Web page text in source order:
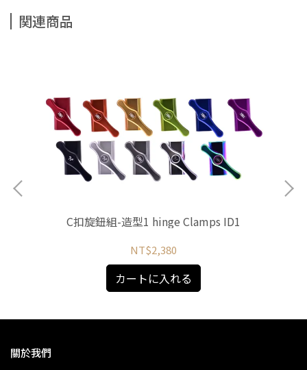
関連商品
C扣旋鈕組-造型1 hinge Clamps ID1
NT$2,380
カートに入れる
關於我們